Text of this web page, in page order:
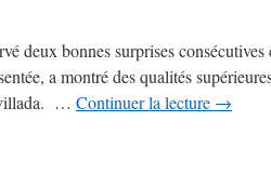
deux bonnes surprises consécutives
a montré des qualités
… Continuer la lecture →